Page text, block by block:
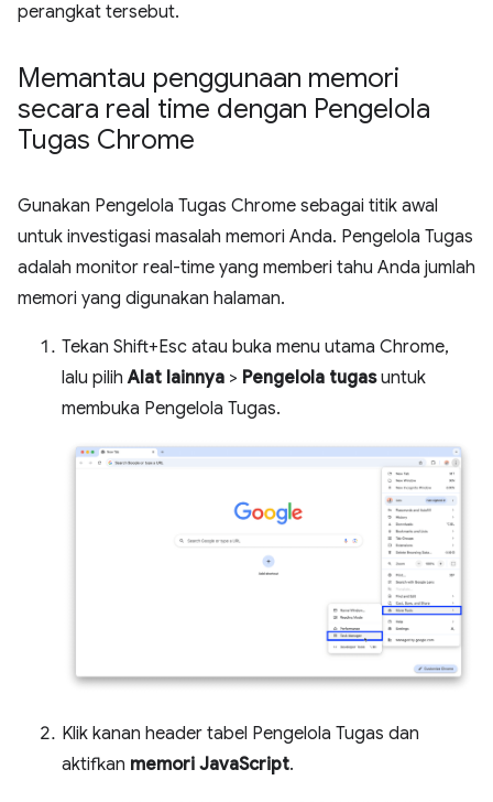
perangkat tersebut.
Memantau penggunaan memori
secara real time dengan Pengelola
Tugas Chrome
Gunakan Pengelola Tugas Chrome sebagai titik awal
untuk investigasi masalah memori Anda. Pengelola Tugas
adalah monitor real-time yang memberi tahu Anda jumlah
memori yang digunakan halaman.
Tekan Shift+Esc atau buka menu utama Chrome,
lalu pilihAlat lainnya > Pengelola tugasuntuk
membuka Pengelola Tugas.
Klik kanan header tabel Pengelola Tugas dan
aktifkan memori JavaScript.